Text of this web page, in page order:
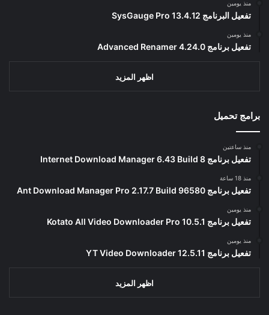
منذ يومين
تفعيل البرنامج 13.4.12 SysGauge Pro
منذ يومين
تفعيل برنامج Advanced Renamer 4.24.0
اظهر المزيد
برامج تحميل
منذ ساعتين
تفعيل برنامج Internet Download Manager 6.43 Build 8
منذ 18 ساعة
تفعيل برنامج Ant Download Manager Pro 2.17.7 Build 96580
منذ يومين
تفعيل برنامج Kotato All Video Downloader Pro 10.5.1
منذ يومين
تفعيل برنامج YT Video Downloader 12.5.11
اظهر المزيد